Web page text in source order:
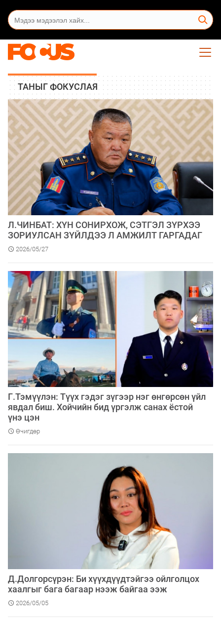
ТАНЫГ ФОКУСЛАЯ
Л.ЧИНБАТ: ХҮН СОНИРХОЖ, СЭТГЭЛ ЗҮРХЭЭ
ЗОРИУЛСАН ЗҮЙЛДЭЭ Л АМЖИЛТ ГАРГАДАГ
2026/05/27
Г.Тэмүүлэн: Түүх гэдэг зүгээр нэг өнгөрсөн үйл
явдал биш. Хойчийн бид үргэлж санах ёстой
үнэ цэн
Өчигдөр
Д.Долгорсүрэн: Би хүүхдүүдтэйгээ ойлголцох
хаалгыг бага багаар нээж байгаа ээж
2026/05/05